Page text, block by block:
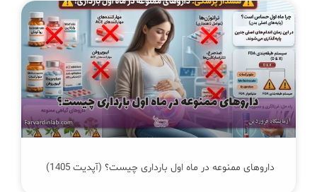
داروهای ممنوعه در ماه اول بارداری چیست؟ (آپدیت 1405)